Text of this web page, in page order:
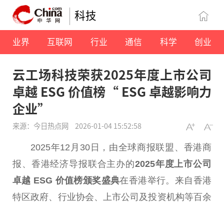
科技
业界 互联网 行业 通信 科学 创业
云工场科技荣获2025年度上市公司
卓越 ESG 价值榜“ ESG 卓越影响力
企业”
来源：今日热点网 2026-01-04 15:52:58
2025年12月30日，由全球商报联盟、 香港商
报、 香港经济导报联合主办的2025年度上市公司
卓越 ESG 价值榜颁奖盛典在香港举行。来自 香港
特区政府、行业协会、上市公司及投资机构等百余